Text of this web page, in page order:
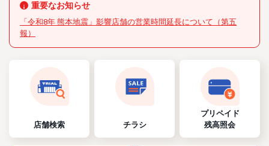
重要なお知らせ
「令和8年 熊本地震」影響店舗の営業時間延長について（第五
報）
店舗検索 チラシ
プリペイド
残高照会